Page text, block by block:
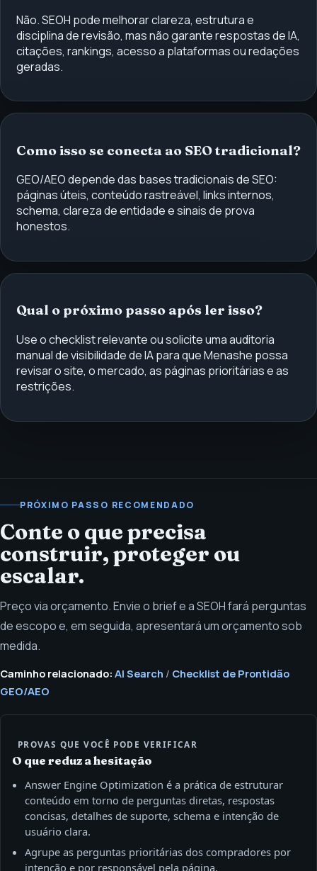
Não. SEOH pode melhorar clareza, estrutura e
disciplina de revisão, mas não garante respostas de IA,
citações, rankings, acesso a plataformas ou redações
geradas.
Como isso se conecta ao SEO tradicional?
GEO/AEO depende das bases tradicionais de SEO:
páginas úteis, conteúdo rastreável, links internos,
schema, clareza de entidade e sinais de prova
honestos.
Qual o próximo passo após ler isso?
Use o checklist relevante ou solicite uma auditoria
manual de visibilidade de IA para que Menashe possa
revisar o site, o mercado, as páginas prioritárias e as
restrições.
PRÓXIMO PASSO RECOMENDADO
Conte o que precisa
construir, proteger ou
escalar.
Preço via orçamento. Envie o brief e a SEOH fará perguntas
de escopo e, em seguida, apresentará um orçamento sob
medida.
Caminho relacionado: AI Search / Checklist de Prontidão
GEO/AEO
PROVAS QUE VOCÊ PODE VERIFICAR
O que reduz a hesitação
Answer Engine Optimization é a prática de estruturar
conteúdo em torno de perguntas diretas, respostas
concisas, detalhes de suporte, schema e intenção de
usuário clara.
Agrupe as perguntas prioritárias dos compradores por
intenção e por responsável pela página.